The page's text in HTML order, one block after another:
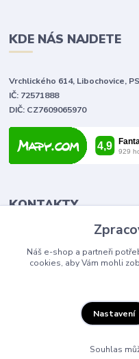
KDE NÁS NAJDETE
Vrchlického 614, Libochovice,
IČ: 72571888
DIČ: CZ7609065970
KONTAKTY
Tomáš Vlček
+420 702 090 443
volejte od 9,00 -
info@elektromaterial.cz
Náš e-shop a partneři
cookies, aby Vám mohli
Nastavení
Souhlas